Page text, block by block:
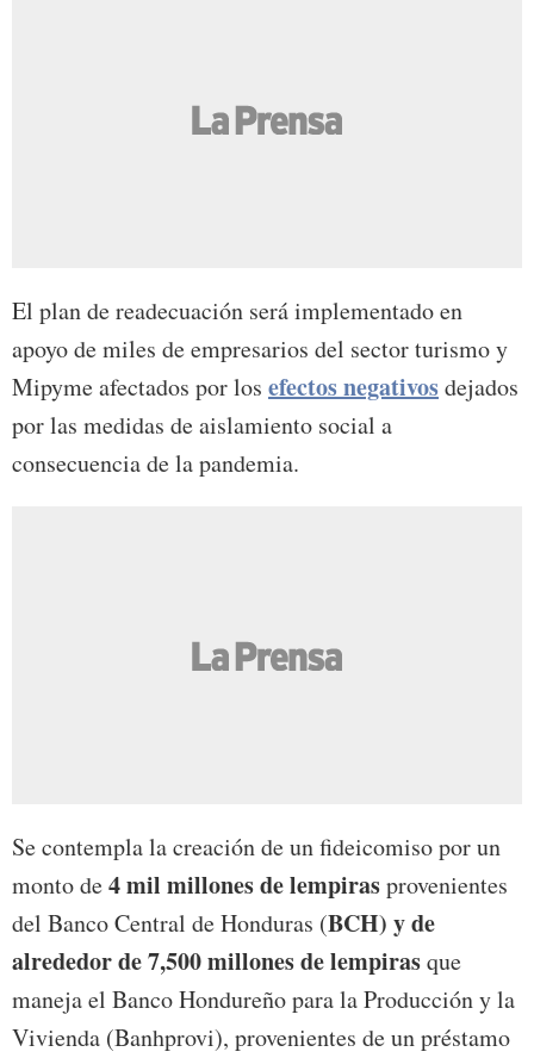
El plan de readecuación será implementado en
apoyo de miles de empresarios del sector turismo y
Mipyme afectados por los efectos negativosdejados
por las medidas de aislamiento social a
consecuencia de la pandemia.
Se contempla la creación de un fideicomiso por un
monto de4 mil millones de lempirasprovenientes
del Banco Central de Honduras (BCH) y de
alrededor de 7,500 millones de lempirasque
maneja el Banco Hondureño para la Producción y la
Vivienda (Banhprovi), provenientes de un préstamo